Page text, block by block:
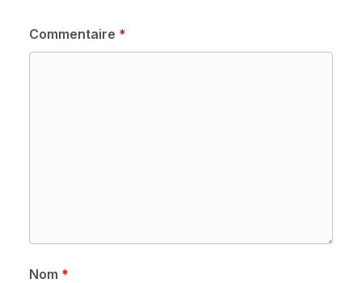
Commentaire *
Nom *